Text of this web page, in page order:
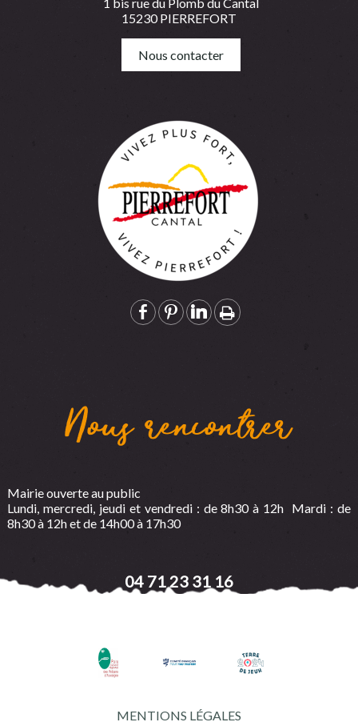
15230 PIERREFORT
Nous contacter
Nous rencontrer
Mairie ouverte au public
Lundi, mercredi, jeudi et vendredi : de 8h30 à 12h Mardi : de
8h30 à 12h et de 14h00 à 17h30
04 71 23 31 16
MENTIONS LÉGALES